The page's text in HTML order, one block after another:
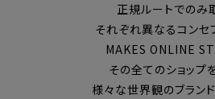
正規ルートでのみ
それぞれ異なるコンセ
MAKES ONLINE
その全てのショップ
様々な世界観のブラン